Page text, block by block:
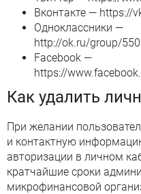
Вконтакте — https://
Одноклассники —
http://ok.ru/group/
Facebook —
https://
Как удалить
При желании
и контактную
авторизации в личном
кратчайшие сроки
микрофинансовой